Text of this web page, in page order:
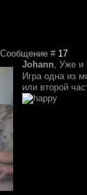
Сообщение # 17
Johann, Уже и
Игра одна из
или второй